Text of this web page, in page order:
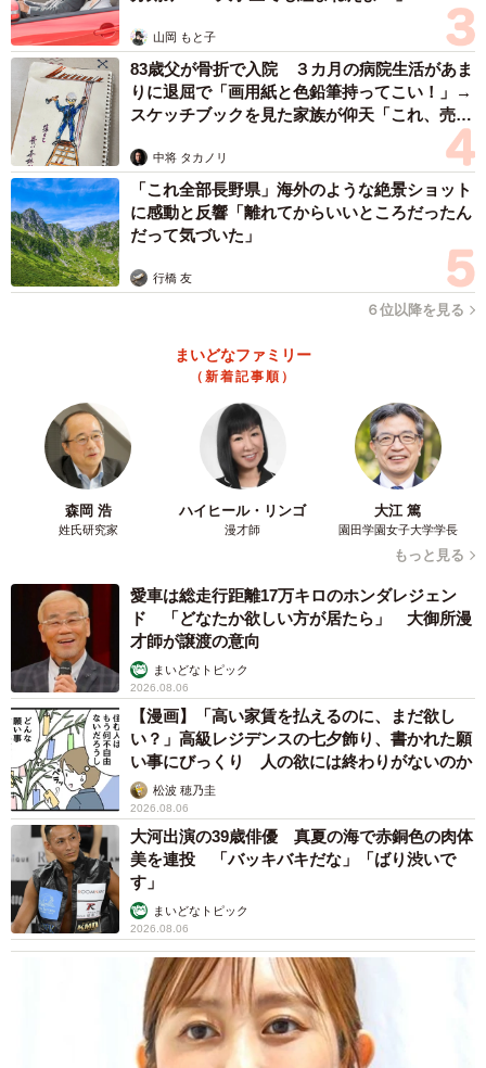
ななはこの出来事をきっかけに、自分の仕事が誰かの助け
になっていたことを悟り「自分に何かできることがあるは
ず」と使命感が芽生え始めます。
突然のガン告白に困るなな（花田はせ子さん提供）
6/14
ななに感謝を伝える老夫婦（花田はせ子さん提供）
市役所の福祉部で繰り広げられる印象的な出来事を切り取
った同作について、作者の花田はせ子さんに詳しく話を聞
山岡 もと子
83歳父が骨折で入院 ３カ月の病院生活があま
りに退屈で「画用紙と色鉛筆持ってこい！」→
スケッチブックを見た家族が仰天「これ、売れ
中将 タカノリ
「これ全部長野県」海外のような絶景ショット
に感動と反響「離れてからいいところだったん
だって気づいた」
行橋 友
６位以降を見る
まいどなファミリー
（新着記事順）
森岡 浩
姓氏研究家
ハイヒール・リンゴ
漫才師
大江 篤
園田学園女子大学学長
もっと見る
愛車は総走行距離17万キロのホンダレジェン
ド 「どなたか欲しい方が居たら」 大御所漫
才師が譲渡の意向
まいどなトピック
2026.08.06
【漫画】「高い家賃を払えるのに、まだ欲し
い？」高級レジデンスの七夕飾り、書かれた願
い事にびっくり 人の欲には終わりがないのか
松波 穂乃圭
2026.08.06
大河出演の39歳俳優 真夏の海で赤銅色の肉体
美を連投 「バッキバキだな」「ばり渋いで
す」
まいどなトピック
2026.08.06